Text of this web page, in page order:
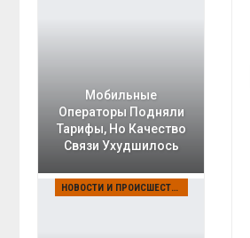
Мобильные
Операторы Подняли
Тарифы, Но Качество
Связи Ухудшилось
НОВОСТИ И ПРОИСШЕСТВИЯ